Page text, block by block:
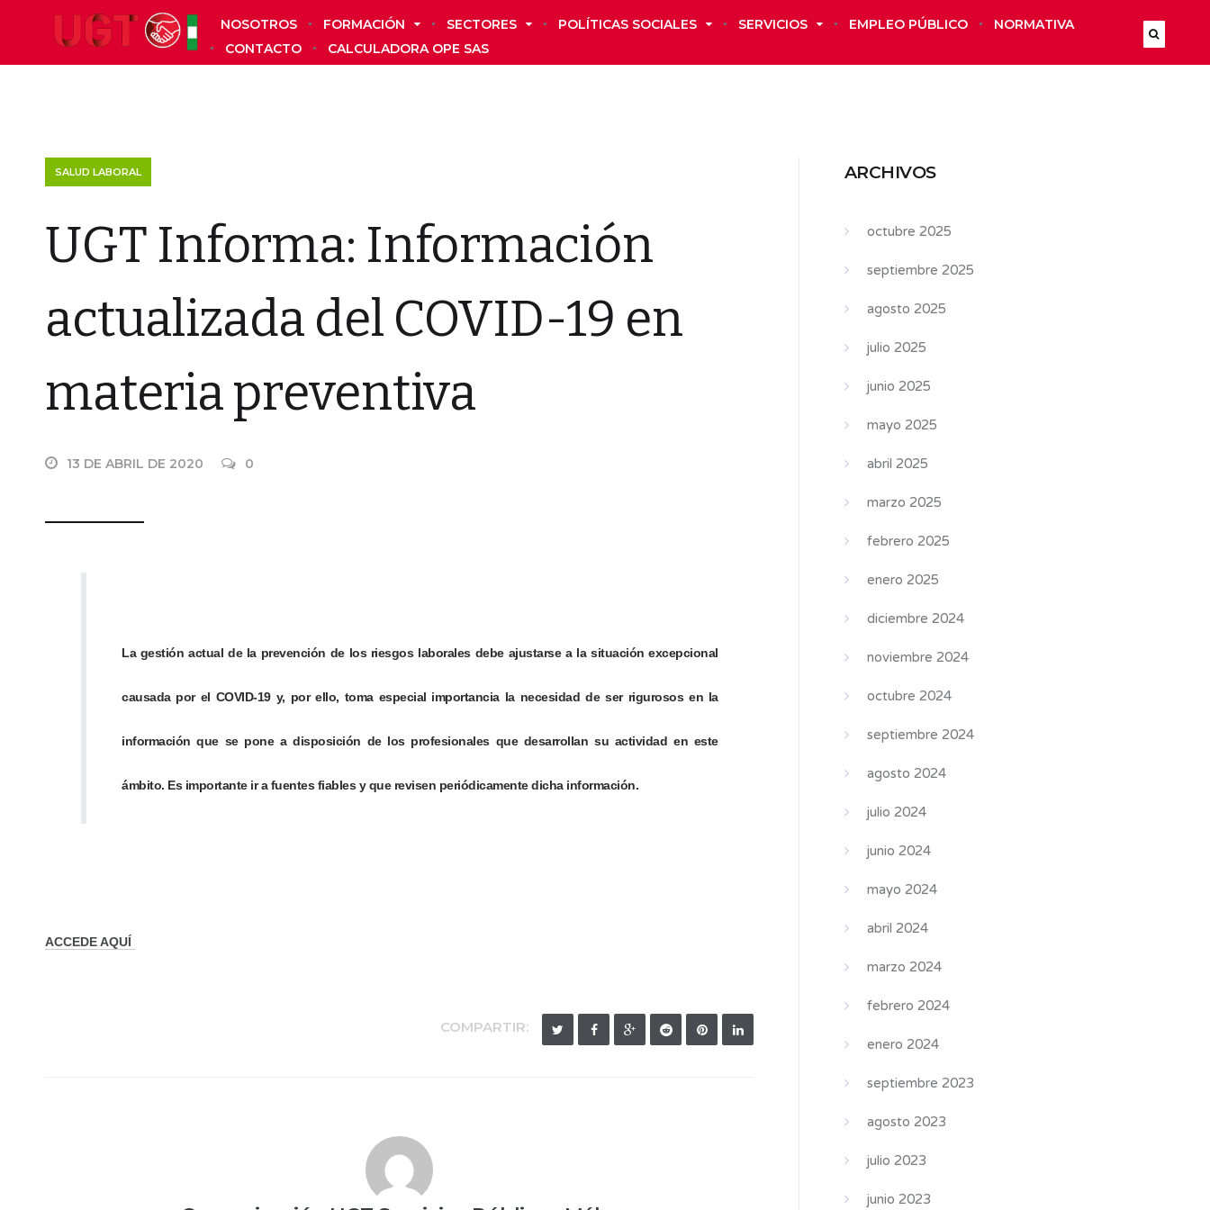
NOSOTROS FORMACIÓN SECTORES POLÍTICAS SOCIALES SERVICIOS EMPLEO PÚBLICO
NORMATIVA
CONTACTO
CALCULADORA OPE SAS
SALUD LABORAL
UGT Informa: Información
actualizada del COVID-19 en
materia preventiva
13 DE ABRIL DE 2020 0
La gestión actual de la prevención de los riesgos laborales debe ajustarse a la situación excepcional
causada por el COVID-19 y, por ello, toma especial importancia la necesidad de ser rigurosos en la
información que se pone a disposición de los profesionales que desarrollan su actividad en este
ámbito. Es importante ir a fuentes fiables y que revisen periódicamente dicha información.
ACCEDE AQUÍ
COMPARTIR:
ARCHIVOS
octubre 2025
septiembre 2025
agosto 2025
julio 2025
junio 2025
mayo 2025
abril 2025
marzo 2025
febrero 2025
enero 2025
diciembre 2024
noviembre 2024
octubre 2024
septiembre 2024
agosto 2024
julio 2024
junio 2024
mayo 2024
abril 2024
marzo 2024
febrero 2024
enero 2024
septiembre 2023
agosto 2023
julio 2023
junio 2023